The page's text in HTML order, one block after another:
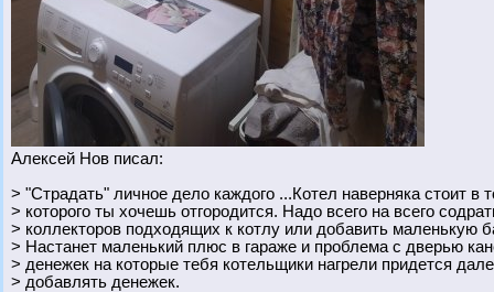
Алексей Нов писал:
> "Страдать" личное дело каждого ...Котел наверняка стоит в
> которого ты хочешь отгородится. Надо всего на всего
> коллекторов подходящих к котлу или добавить маленькую
> Настанет маленький плюс в гараже и проблема с дверью
> денежек на которые тебя котельщики нагрели придется
> добавлять денежек.